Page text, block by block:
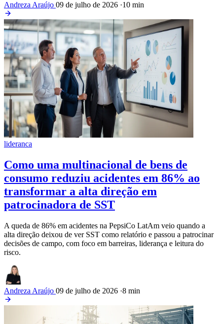
Andreza Araújo 09 de julho de 2026 ·10 min
lideranca
Como uma multinacional de bens de
consumo reduziu acidentes em 86% ao
transformar a alta direção em
patrocinadora de SST
A queda de 86% em acidentes na PepsiCo LatAm veio quando a
alta direção deixou de ver SST como relatório e passou a patrocinar
decisões de campo, com foco em barreiras, liderança e leitura do
risco.
Andreza Araújo 09 de julho de 2026 ·8 min